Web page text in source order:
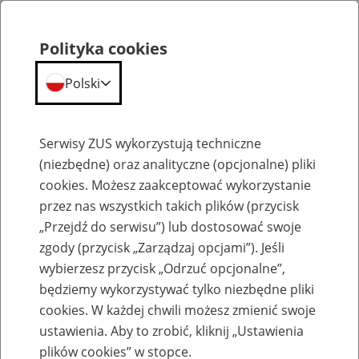
Aktualności
Inne
lutego
Polityka cookies
Polski
Serwisy ZUS wykorzystują techniczne
(niezbędne) oraz analityczne (opcjonalne) pliki
cookies. Możesz zaakceptować wykorzystanie
przez nas wszystkich takich plików (przycisk
„Przejdź do serwisu”) lub dostosować swoje
zgody (przycisk „Zarządzaj opcjami”). Jeśli
wybierzesz przycisk „Odrzuć opcjonalne”,
będziemy wykorzystywać tylko niezbędne pliki
cookies. W każdej chwili możesz zmienić swoje
ustawienia. Aby to zrobić, kliknij „Ustawienia
plików cookies” w stopce.